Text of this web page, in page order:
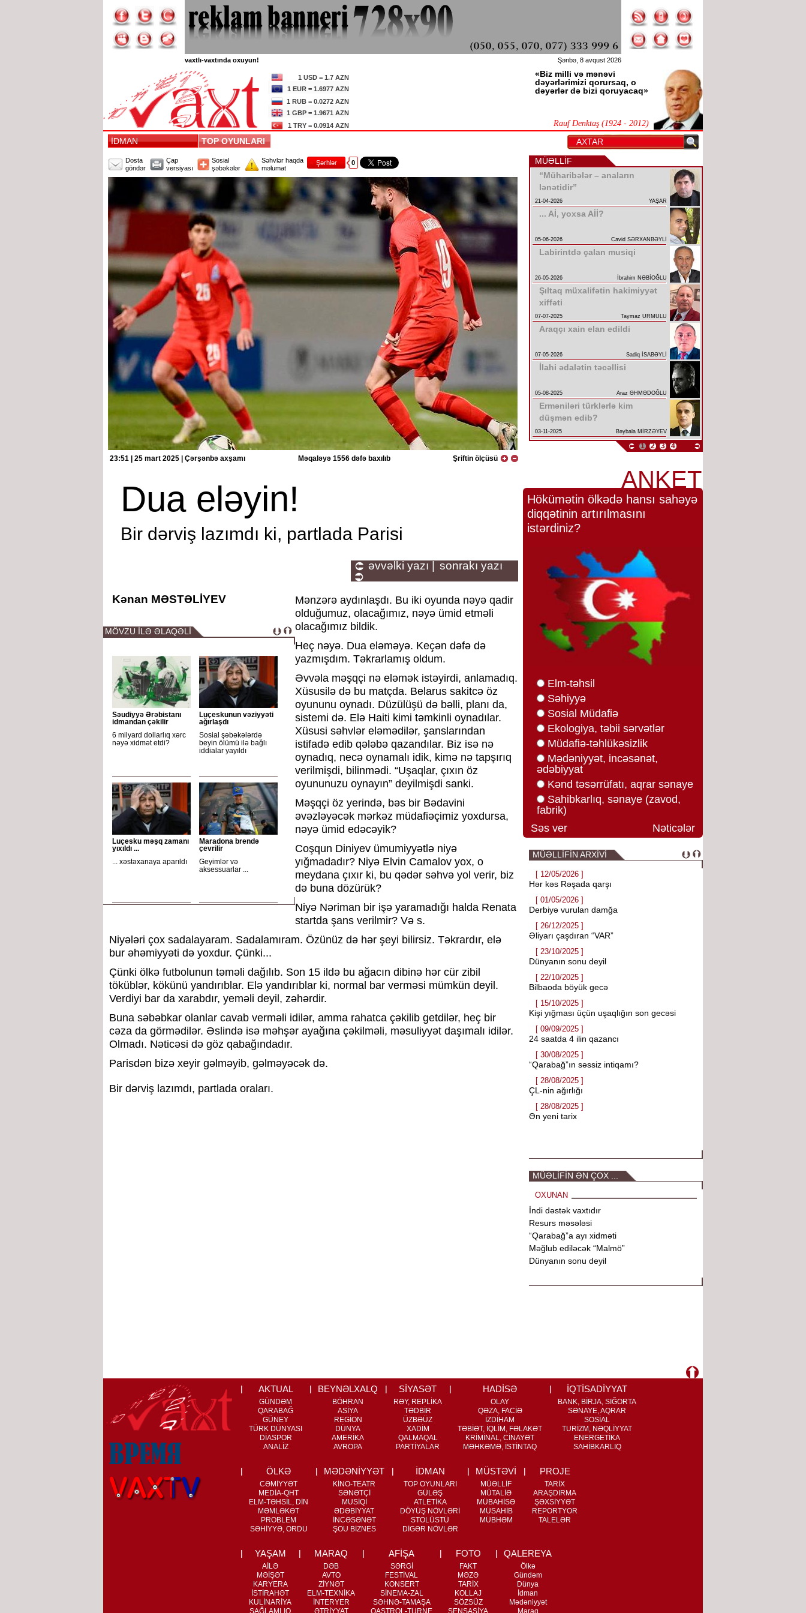
vaxtlı-vaxtında oxuyun! Şənbə, 8 avqust 2026
1 USD = 1.7 AZN
1 EUR = 1.6977 AZN
1 RUB = 0.0272 AZN
1 GBP = 1.9671 AZN
1 TRY = 0.0914 AZN
«Biz milli və mənəvi
dəyərlərimizi qorursaq, o
dəyərlər də bizi qoruyacaq»
Rauf Denktaş (1924 - 2012)
İDMAN TOP OYUNLARI
Dosta
göndər
Çap
versiyası
Sosial
şəbəkələr
Səhvlər haqda
məlumat
Şərhlər 0
23:51 | 25 mart 2025 | Çərşənbə axşamı Məqaləyə 1556 dəfə baxılıb Şriftin ölçüsü
Dua eləyin!
Bir dərviş lazımdı ki, partlada Parisi
əvvəlki yazı | sonrakı yazı
Kənan MƏSTƏLİYEV
MÖVZU İLƏ ƏLAQƏLİ
Səudiyyə Ərəbistanı
idmandan çəkilir
6 milyard dollarlıq xərc
nəyə xidmət etdi?
Luçeskunun vəziyyəti
ağırlaşdı
Sosial şəbəkələrdə
beyin ölümü ilə bağlı
iddialar yayıldı
Luçesku məşq zamanı
yıxıldı ...
... xəstəxanaya aparıldı
Maradona brendə
çevrilir
Geyimlər və
aksessuarlar ...
Mənzərə aydınlaşdı. Bu iki oyunda nəyə qadir
olduğumuz, olacağımız, nəyə ümid etməli
olacağımız bildik.
Heç nəyə. Dua eləməyə. Keçən dəfə də
yazmışdım. Təkrarlamış oldum.
Əvvəla məşqçi nə eləmək istəyirdi, anlamadıq.
Xüsusilə də bu matçda. Belarus sakitcə öz
oyununu oynadı. Düzülüşü də bəlli, planı da,
sistemi də. Elə Haiti kimi təmkinli oynadılar.
Xüsusi səhvlər eləmədilər, şanslarından
istifadə edib qələbə qazandılar. Biz isə nə
oynadıq, necə oynamalı idik, kimə nə tapşırıq
verilmişdi, bilinmədi. “Uşaqlar, çıxın öz
oyununuzu oynayın” deyilmişdi sanki.
Məşqçi öz yerində, bəs bir Bədavini
əvəzləyəcək mərkəz müdafiəçimiz yoxdursa,
nəyə ümid edəcəyik?
Coşqun Diniyev ümumiyyətlə niyə
yığmadadır? Niyə Elvin Camalov yox, o
meydana çıxır ki, bu qədər səhvə yol verir, biz
də buna dözürük?
Niyə Nəriman bir işə yaramadığı halda Renata
startda şans verilmir? Və s.
Niyələri çox sadalayaram. Sadalamıram. Özünüz də hər şeyi bilirsiz. Təkrardır, elə
bur əhəmiyyəti də yoxdur. Çünki...
Çünki ölkə futbolunun təməli dağılıb. Son 15 ildə bu ağacın dibinə hər cür zibil
töküblər, kökünü yandırıblar. Elə yandırıblar ki, normal bar verməsi mümkün deyil.
Verdiyi bar da xarabdır, yeməli deyil, zəhərdir.
Buna səbəbkar olanlar cavab verməli idilər, amma rahatca çəkilib getdilər, heç bir
cəza da görmədilər. Əslində isə məhşər ayağına çəkilməli, məsuliyyət daşımalı idilər.
Olmadı. Nəticəsi də göz qabağındadır.
Parisdən bizə xeyir gəlməyib, gəlməyəcək də.
Bir dərviş lazımdı, partlada oraları.
MÜƏLLİF
“Müharibələr – anaların
lənətidir”
21-04-2026 YAŞAR
... Aİ, yoxsa Aİİ?
05-06-2026 Cavid SƏRXANBƏYLİ
Labirintdə çalan musiqi
26-05-2026 İbrahim NƏBİOĞLU
Şıltaq müxalifətin hakimiyyət
xiffəti
07-07-2025 Taymaz URMULU
Araqçı xain elan edildi
07-05-2026 Sadiq İSABƏYLİ
İlahi ədalətin təcəllisi
05-08-2025 Araz ƏHMƏDOĞLU
Erməniləri türklərlə kim
düşmən edib?
03-11-2025 Bəybala MİRZƏYEV
1 2 3 4
ANKET
Hökümətin ölkədə hansı sahəyə
diqqətinin artırılmasını
istərdiniz?
Elm-təhsil
Səhiyyə
Sosial Müdafiə
Ekologiya, təbii sərvətlər
Müdafiə-təhlükəsizlik
Mədəniyyət, incəsənət,
ədəbiyyat
Kənd təsərrüfatı, aqrar sənaye
Sahibkarlıq, sənaye (zavod,
fabrik)
Səs ver
Nəticələr
MÜƏLLİFİN ARXİVİ
[ 12/05/2026 ]
Hər kəs Rəşada qarşı
[ 01/05/2026 ]
Derbiyə vurulan damğa
[ 26/12/2025 ]
Əliyarı çaşdıran “VAR”
[ 23/10/2025 ]
Dünyanın sonu deyil
[ 22/10/2025 ]
Bilbaoda böyük gecə
[ 15/10/2025 ]
Kişi yığması üçün uşaqlığın son gecəsi
[ 09/09/2025 ]
24 saatda 4 ilin qazancı
[ 30/08/2025 ]
“Qarabağ”ın səssiz intiqamı?
[ 28/08/2025 ]
ÇL-nin ağırlığı
[ 28/08/2025 ]
Ən yeni tarix
MÜƏLİFİN ƏN ÇOX ...
OXUNAN
İndi dəstək vaxtıdır
Resurs məsələsi
“Qarabağ”a ayı xidməti
Məğlub ediləcək “Malmö”
Dünyanın sonu deyil
AKTUAL
GÜNDƏM
QARABAĞ
GÜNEY
TÜRK DÜNYASI
DİASPOR
ANALİZ
BEYNƏLXALQ
BÖHRAN
ASİYA
REGİON
DÜNYA
AMERİKA
AVROPA
SİYASƏT
RƏY, REPLİKA
TƏDBİR
ÜZBƏÜZ
XADİM
QALMAQAL
PARTİYALAR
HADİSƏ
OLAY
QƏZA, FACİƏ
İZDİHAM
TƏBİƏT, İQLİM, FƏLAKƏT
KRİMİNAL, CİNAYƏT
MƏHKƏMƏ, İSTİNTAQ
İQTİSADİYYAT
BANK, BİRJA, SIĞORTA
SƏNAYE, AQRAR
SOSİAL
TURİZM, NƏQLİYYAT
ENERGETİKA
SAHİBKARLIQ
ÖLKƏ
CƏMİYYƏT
MEDİA-QHT
ELM-TƏHSİL, DİN
MƏMLƏKƏT
PROBLEM
SƏHİYYƏ, ORDU
MƏDƏNİYYƏT
KİNO-TEATR
SƏNƏTÇİ
MUSİQİ
ƏDƏBİYYAT
İNCƏSƏNƏT
ŞOU BİZNES
İDMAN
TOP OYUNLARI
GÜLƏŞ
ATLETİKA
DÖYÜŞ NÖVLƏRİ
STOLÜSTÜ
DİGƏR NÖVLƏR
MÜSTƏVİ
MÜƏLLİF
MÜTALİƏ
MÜBAHİSƏ
MÜSAHİB
MÜBHƏM
PROJE
TARİX
ARAŞDIRMA
ŞƏXSİYYƏT
REPORTYOR
TALELƏR
YAŞAM
AİLƏ
MƏİŞƏT
KARYERA
İSTİRAHƏT
KULİNARİYA
SAĞLAMLIQ
MARAQ
DƏB
AVTO
ZİYNƏT
ELM-TEXNİKA
İNTERYER
ƏTRİYYAT
AFİŞA
SƏRGİ
FESTİVAL
KONSERT
SİNEMA-ZAL
SƏHNƏ-TAMAŞA
QASTROL-TURNE
FOTO
FAKT
MƏZƏ
TARİX
KOLLAJ
SÖZSÜZ
SENSASİYA
QALEREYA
Ölkə
Gündəm
Dünya
İdman
Mədəniyyət
Maraq